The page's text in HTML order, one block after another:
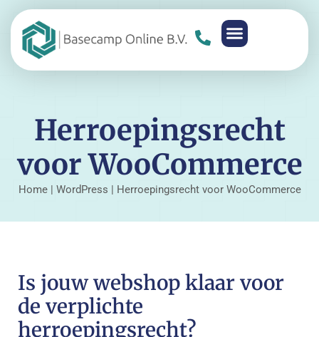
Herroepingsrecht
voor WooCommerce
Home| WordPress | Herroepingsrecht voor WooCommerce
Is jouw webshop klaar voor
de verplichte
herroepingsrecht?